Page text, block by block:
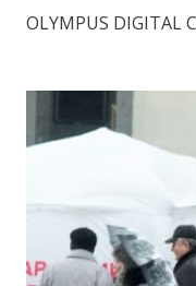
OLYMPUS DIGITAL